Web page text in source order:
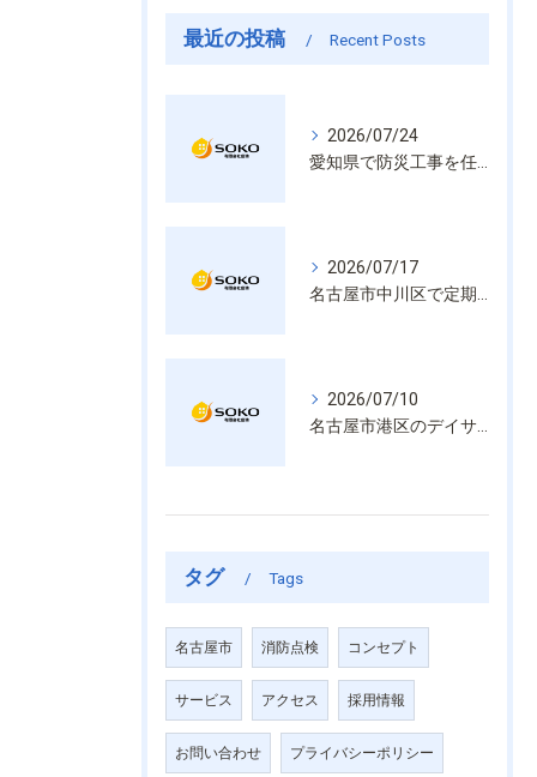
最近の投稿 Recent Posts
2026/07/24
2026/07/17
2026/07/10
タグ Tags
名古屋市 消防点検 コンセプト
サービス アクセス 採用情報
お問い合わせ プライバシーポリシー